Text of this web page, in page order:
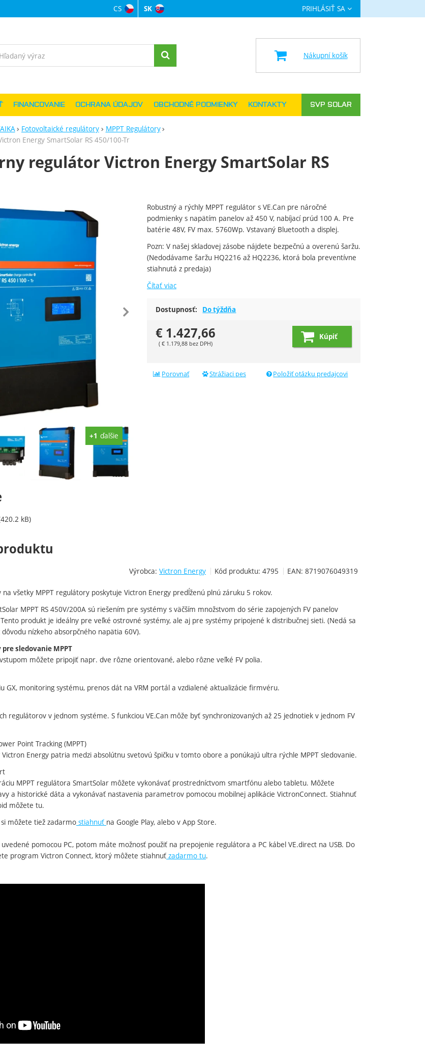
Fotovoltaické regulátory
MPPT Regulátory
Energy SmartSolar RS 450/100-Tr
regulátor Victron Energy SmartSolar RS
nasledujúci
+1 ďalšie
kB)
Robustný a rýchly MPPT regulátor s VE.Can pre náročné
podmienky s napätím panelov až 450 V, nabíjací prúd 100 A. Pre
batérie 48V, FV max. 5760Wp. Vstavaný Bluetooth a displej.
Pozn: V našej skladovej zásobe nájdete bezpečnú a overenú šaržu.
(Nedodávame šaržu HQ2216 až HQ2236, ktorá bola preventívne
stiahnutá z predaja)
Čítať viac
Dostupnosť: Do týždňa
€1.427,66
( €1.179,88 bez DPH)
Kúpiť
Porovnať Strážiaci pes Položiť otázku predajcovi
Výrobca: Victron Energy Kód produktu: 4795 EAN: 8719076049319
na všetky MPPT regulátory poskytuje Victron Energy predĺženú plnú záruku 5 rokov.
MPPT RS 450V/200A sú riešením pre systémy s väčším množstvom do série zapojených FV panelov
produkt je ideálny pre veľké ostrovné systémy, ale aj pre systémy pripojené k distribučnej sieti. (Nedá sa
nízkeho absorpčného napätia 60V).
sledovanie MPPT
môžete pripojiť napr. dve rôzne orientované, alebo rôzne veľké FV polia.
GX, monitoring systému, prenos dát na VRM portál a vzdialené aktualizácie firmvéru.
regulátorov v jednom systéme. S funkciou VE.Can môže byť synchronizovaných až 25 jednotiek v jednom FV
Point Tracking (MPPT)
Energy patria medzi absolútnu svetovú špičku v tomto obore a ponúkajú ultra rýchle MPPT sledovanie.
MPPT regulátora SmartSolar môžete vykonávať prostredníctvom smartfónu alebo tabletu. Môžete
a historické dáta a vykonávať nastavenia parametrov pomocou mobilnej aplikácie VictronConnect. Stiahnuť
môžete tu.
môžete tiež zadarmo stiahnuť na Google Play, alebo v App Store.
pomocou PC, potom máte možnosť použiť na prepojenie regulátora a PC kábel VE.direct na USB. Do
program Victron Connect, ktorý môžete stiahnuť zadarmo tu.
FINANCOVANIE OCHRANA ÚDAJOV OBCHODNÉ PODMIENKY KONTAKTY SVP SOLAR
Jazyková verzia
CS SK PRIHLÁSIŤ SA
Nákupní košík